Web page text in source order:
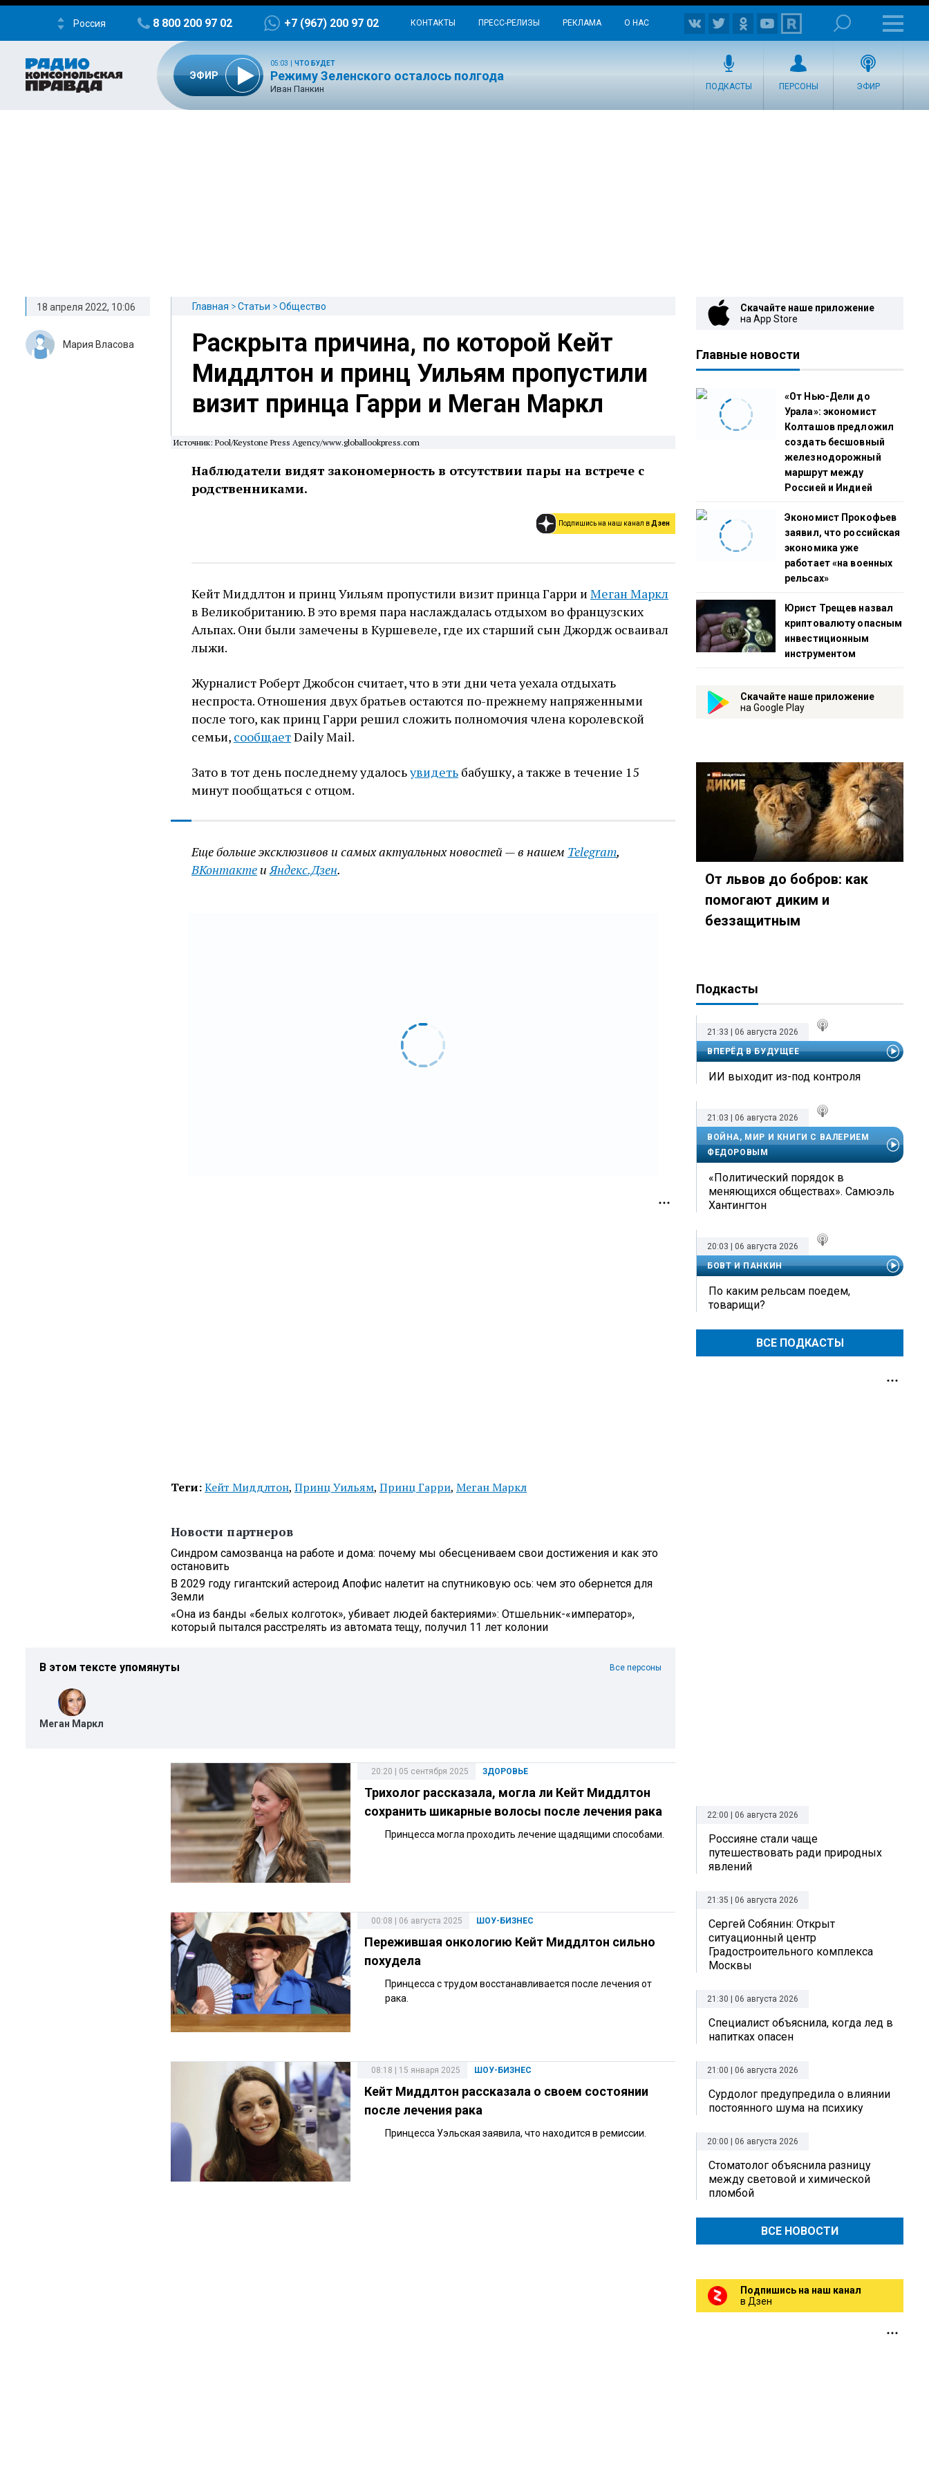
Россия 8 800 200 97 02 +7 (967) 200 97 02 КОНТАКТЫ ПРЕСС-РЕЛИЗЫ РЕКЛАМА О НАС
ЭФИР
05:03 ЧТО БУДЕТ
Режиму Зеленского осталось полгода
Иван Панкин ПОДКАСТЫ ПЕРСОНЫ ЭФИР
Главная Статьи Общество
Раскрыта причина, по которой Кейт
Миддлтон и принц Уильям пропустили
визит принца Гарри и Меган Маркл
Источник: Pool/Keystone Press Agency/www.globallookpress.com
Наблюдатели видят закономерность в отсутствии пары на встрече с
родственниками.
Подпишись на наш канал вДзен
Кейт Миддлтон и принц Уильям пропустили визит принца Гарри иМеган Маркл
в Великобританию. В это время пара наслаждалась отдыхом во французских
Альпах. Они были замечены в Куршевеле, где их старший сын Джордж осваивал
лыжи.
Журналист Роберт Джобсон считает, что в эти дни чета уехала отдыхать
неспроста. Отношения двух братьев остаются по-прежнему напряженными
после того, как принц Гарри решил сложить полномочия члена королевской
семьи, сообщаетDaily Mail.
Зато в тот день последнему удалосьувидеть бабушку, а также в течение 15
минут пообщаться с отцом.
Еще больше эксклюзивов и самых актуальных новостей — в нашем Telegram,
ВКонтакте иЯндекс.Дзен.
18 апреля 2022, 10:06
Мария Власова
Теги:Кейт Миддлтон, Принц Уильям, Принц Гарри, Меган Маркл
Новости партнеров
Синдром самозванца на работе и дома: почему мы обесцениваем свои достижения и как это
остановить
В 2029 году гигантский астероид Апофис налетит на спутниковую ось: чем это обернется для
Земли
«Она из банды «белых колготок», убивает людей бактериями»: Отшельник-«император»,
который пытался расстрелять из автомата тещу, получил 11 лет колонии
В этом тексте упомянуты Все персоны
Меган Маркл
ЗДОРОВЬЕ
20:20 | 05 сентября 2025
Трихолог рассказала, могла ли Кейт Миддлтон
сохранить шикарные волосы после лечения рака
Принцесса могла проходить лечение щадящими способами.
ШОУ-БИЗНЕС
00:08 | 06 августа 2025
Пережившая онкологию Кейт Миддлтон сильно
похудела
Принцесса с трудом восстанавливается после лечения от
рака.
ШОУ-БИЗНЕС
08:18 | 15 января 2025
Кейт Миддлтон рассказала о своем состоянии
после лечения рака
Принцесса Уэльская заявила, что находится в ремиссии.
Скачайте наше приложение
на App Store
Главные новости
«От Нью-Дели до
Урала»: экономист
Колташов предложил
создать бесшовный
железнодорожный
маршрут между
Россией и Индией
Экономист Прокофьев
заявил, что российская
экономика уже
работает «на военных
рельсах»
Юрист Трещев назвал
криптовалюту опасным
инвестиционным
инструментом
Скачайте наше приложение
на Google Play
От львов до бобров: как
помогают диким и
беззащитным
Подкасты
21:33 | 06 августа 2026
ВПЕРЁД В БУДУЩЕЕ
ИИ выходит из-под контроля
21:03 | 06 августа 2026
ВОЙНА, МИР И КНИГИ С ВАЛЕРИЕМ
ФЕДОРОВЫМ
«Политический порядок в
меняющихся обществах». Самюэль
Хантингтон
20:03 | 06 августа 2026
БОВТ И ПАНКИН
По каким рельсам поедем,
товарищи?
ВСЕ ПОДКАСТЫ
22:00 | 06 августа 2026
Россияне стали чаще
путешествовать ради природных
явлений
21:35 | 06 августа 2026
Сергей Собянин: Открыт
ситуационный центр
Градостроительного комплекса
Москвы
21:30 | 06 августа 2026
Специалист объяснила, когда лед в
напитках опасен
21:00 | 06 августа 2026
Сурдолог предупредила о влиянии
постоянного шума на психику
20:00 | 06 августа 2026
Стоматолог объяснила разницу
между световой и химической
пломбой
ВСЕ НОВОСТИ
Подпишись на наш канал
в Дзен